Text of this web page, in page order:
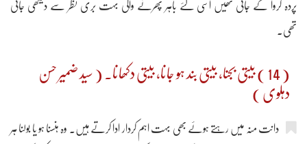
پردہ کروا کے جاتی تھیں اسی لئے باہر پھرنے والی بہت بری نظر سے دیکھی جاتی
تھی۔
( 14 ) بیتی بجنا، بیتی بند ہو جانا، بیتی دکھانا۔ ( سید ضمیر حسن
دہلوی )
دانت منہ میں رہتے ہوئے بھی بہت اہم کردار ادا کرتے ہیں۔ وہ ہنسنا ہو یا بولنا ہر